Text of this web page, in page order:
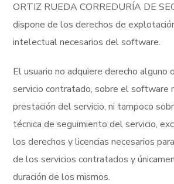
ORTIZ RUEDA CORREDURÍA DE
dispone de los derechos de
intelectual necesarios del software.
El usuario no adquiere derecho alguno
servicio contratado, sobre el software
prestación del servicio, ni tampoco
técnica de seguimiento del servicio,
los derechos y licencias necesarios
de los servicios contratados y
duración de los mismos.